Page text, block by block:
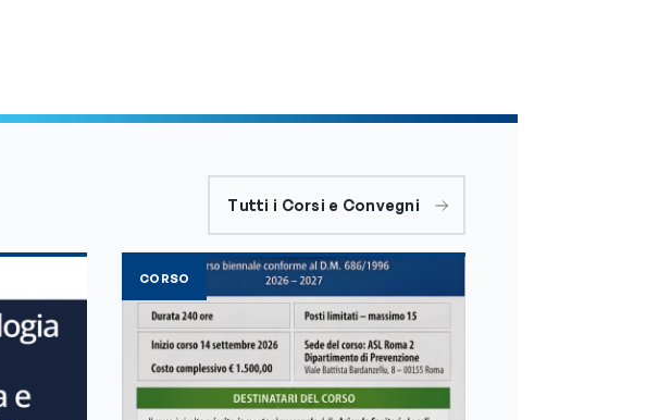
Tutti i Corsi e Convegni
CORSO